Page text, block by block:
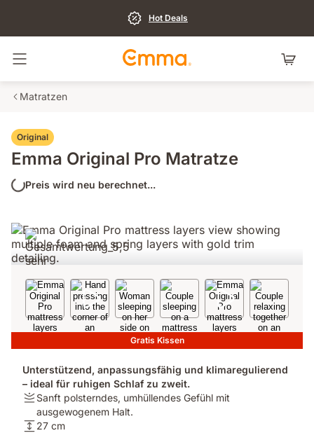
Hot Deals
Navigation umschalten
Matratzen
Original
Emma Original Pro Matratze
Preis wird neu berechnet...
Gratis Kissen
Unterstützend, anpassungsfähig und klimaregulierend
– ideal für ruhigen Schlaf zu zweit.
Firmness:
Sanft
polsterndes,
Sanft polsterndes, umhüllendes Gefühl mit
ausgewogenem Halt.
Matratzenhöhe:
27 cm